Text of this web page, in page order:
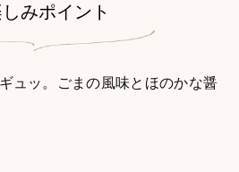
みポイント
ュッ。ごまの風味とほのかな醤